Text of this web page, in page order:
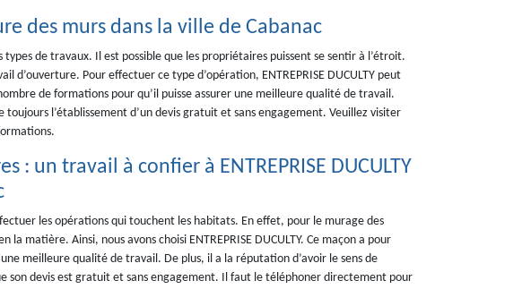
des murs dans la ville de Cabanac
types de travaux. Il est possible que les propriétaires puissent se sentir à l’étroit.
d’ouverture. Pour effectuer ce type d’opération, ENTREPRISE DUCULTY peut
de formations pour qu’il puisse assurer une meilleure qualité de travail.
toujours l’établissement d’un devis gratuit et sans engagement. Veuillez visiter
: un travail à confier à ENTREPRISE DUCULTY
les opérations qui touchent les habitats. En effet, pour le murage des
matière. Ainsi, nous avons choisi ENTREPRISE DUCULTY. Ce maçon a pour
meilleure qualité de travail. De plus, il a la réputation d’avoir le sens de
son devis est gratuit et sans engagement. Il faut le téléphoner directement pour